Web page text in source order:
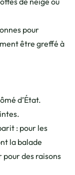
pour
être greffé à
d’État.
: pour les
la balade
des raisons